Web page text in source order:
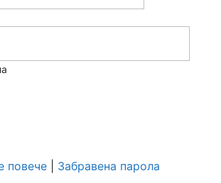
повече| Забравена парола